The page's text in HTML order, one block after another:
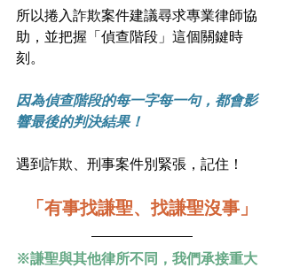
所以捲入詐欺案件建議尋求專業律師協
助，並把握「偵查階段」這個關鍵時
刻。
因為偵查階段的每一字每一句，都會影
響最後的判決結果！
遇到詐欺、刑事案件別緊張，記住！
「有事找謙聖、找謙聖沒事」
※謙聖與其他律所不同，我們承接重大